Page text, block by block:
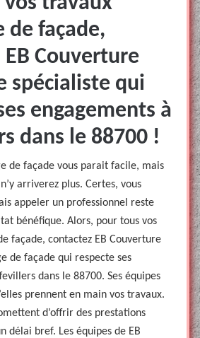
de façade,
Couverture
spécialiste qui
engagements à
dans le 88700 !
de façade vous parait facile, mais
arriverez plus. Certes, vous
appeler un professionnel reste
bénéfique. Alors, pour tous vos
façade, contactez EB Couverture
de façade qui respecte ses
dans le 88700. Ses équipes
prennent en main vos travaux.
d’offrir des prestations
délai bref. Les équipes de EB